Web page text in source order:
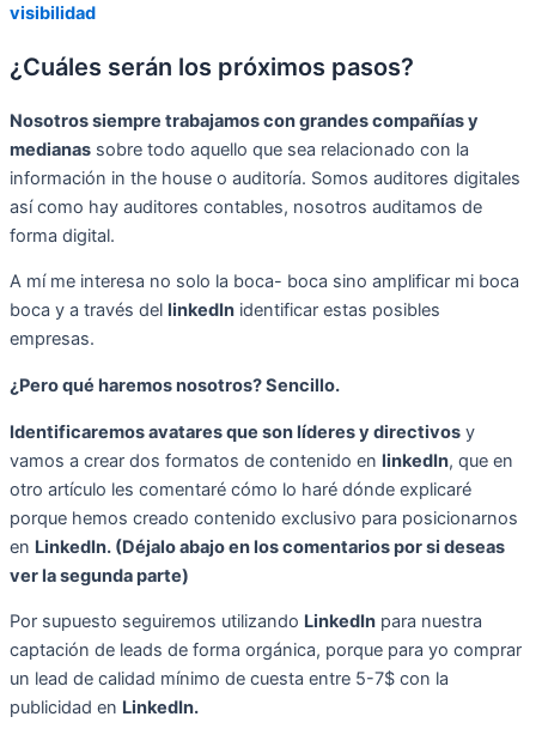
visibilidad
¿Cuáles serán los próximos pasos?
Nosotros siempre trabajamos con grandes compañías y
medianas sobre todo aquello que sea relacionado con la
información in the house o auditoría. Somos auditores digitales
así como hay auditores contables, nosotros auditamos de
forma digital.
A mí me interesa no solo la boca- boca sino amplificar mi boca
boca y a través del linkedIn identificar estas posibles
empresas.
¿Pero qué haremos nosotros? Sencillo.
Identificaremos avatares que son líderes y directivos y
vamos a crear dos formatos de contenido en linkedIn, que en
otro artículo les comentaré cómo lo haré dónde explicaré
porque hemos creado contenido exclusivo para posicionarnos
en LinkedIn. (Déjalo abajo en los comentarios por si deseas
ver la segunda parte)
Por supuesto seguiremos utilizando LinkedIn para nuestra
captación de leads de forma orgánica, porque para yo comprar
un lead de calidad mínimo de cuesta entre 5-7$ con la
publicidad en LinkedIn.